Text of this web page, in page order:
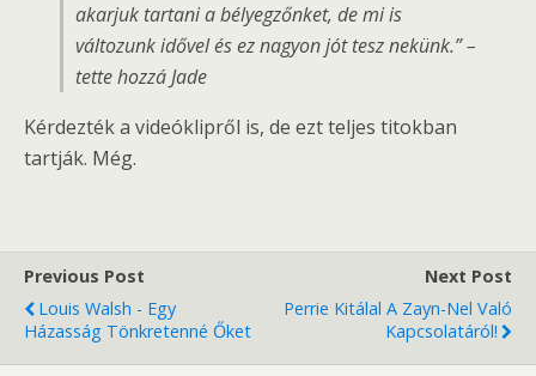
akarjuk tartani a bélyegzőnket, de mi is
változunk idővel és ez nagyon jót tesz nekünk.” –
tette hozzá Jade
Kérdezték a videóklipről is, de ezt teljes titokban
tartják. Még.
Previous Post
Louis Walsh - Egy
Házasság Tönkretenné Őket
Next Post
Perrie Kitálal A Zayn-Nel Való
Kapcsolatáról!